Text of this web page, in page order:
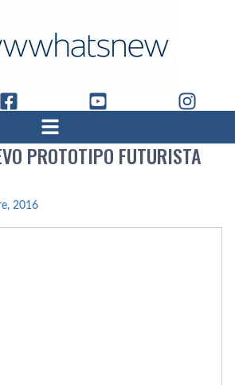
PROTOTIPO FUTURISTA
2016